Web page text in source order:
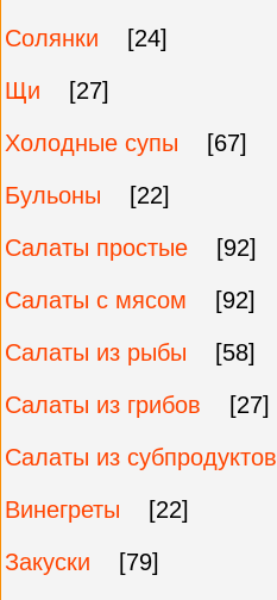
Солянки
[24]
Щи
[27]
Холодные супы
[67]
Бульоны
[22]
Салаты простые
[92]
Салаты с мясом
[92]
Салаты из рыбы
[58]
Салаты из грибов
[27]
Салаты из субпродуктов
Винегреты
[22]
Закуски
[79]